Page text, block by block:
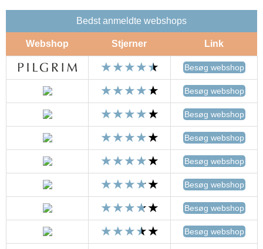
Bedst anmeldte webshops
Webshop Stjerner Link
Besøg webshop
Besøg webshop
Besøg webshop
Besøg webshop
Besøg webshop
Besøg webshop
Besøg webshop
Besøg webshop